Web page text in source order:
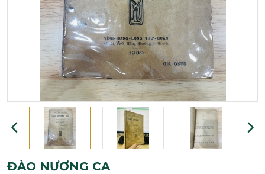
ĐÀO NƯƠNG CA